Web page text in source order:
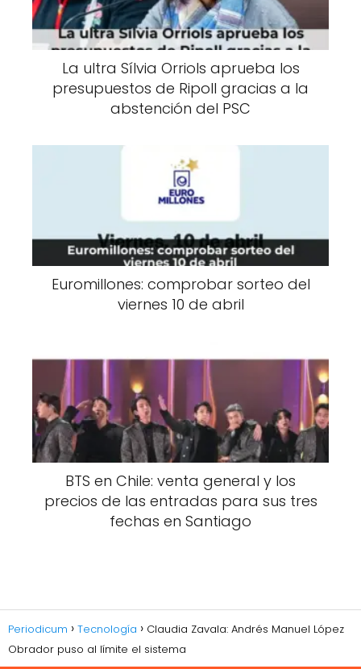
La ultra Sílvia Orriols aprueba los
presupuestos de Ripoll gracias a la
abstención del PSC
Euromillones: comprobar sorteo del
viernes 10 de abril
BTS en Chile: venta general y los
precios de las entradas para sus tres
fechas en Santiago
Periodicum Tecnología
Claudia Zavala: Andrés Manuel López
Obrador puso al límite el sistema